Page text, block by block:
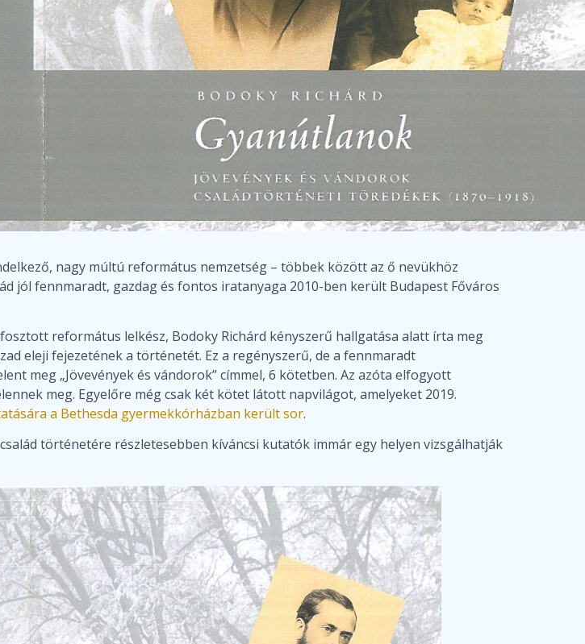
nagy múltú református nemzetség – többek között az ő nevükhöz
jól fennmaradt, gazdag és fontos iratanyaga 2010-ben került Budapest Főváros
református lelkész, Bodoky Richárd kényszerű hallgatása alatt írta meg
eleji fejezetének a történetét. Ez a regényszerű, de a fennmaradt
meg „Jövevények és vándorok” címmel, 6 kötetben. Az azóta elfogyott
meg. Egyelőre még csak két kötet látott napvilágot, amelyeket 2019.
a Bethesda gyermekkórházban került sor.
történetére részletesebben kíváncsi kutatók immár egy helyen vizsgálhatják